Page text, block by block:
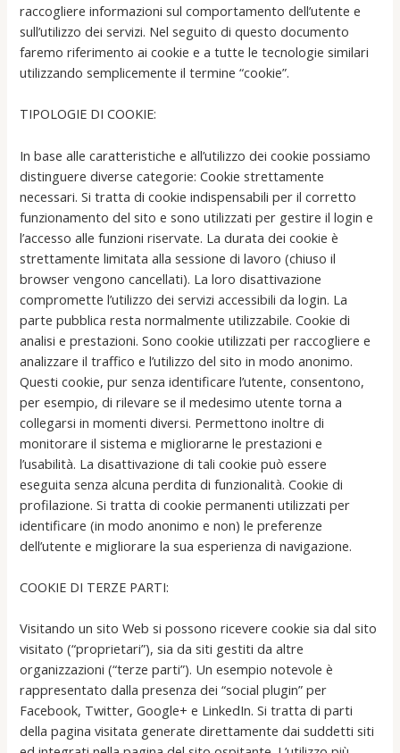
raccogliere informazioni sul comportamento dell’utente e
sull’utilizzo dei servizi. Nel seguito di questo documento
faremo riferimento ai cookie e a tutte le tecnologie similari
utilizzando semplicemente il termine “cookie”.
TIPOLOGIE DI COOKIE:
In base alle caratteristiche e all’utilizzo dei cookie possiamo
distinguere diverse categorie: Cookie strettamente
necessari. Si tratta di cookie indispensabili per il corretto
funzionamento del sito e sono utilizzati per gestire il login e
l’accesso alle funzioni riservate. La durata dei cookie è
strettamente limitata alla sessione di lavoro (chiuso il
browser vengono cancellati). La loro disattivazione
compromette l’utilizzo dei servizi accessibili da login. La
parte pubblica resta normalmente utilizzabile. Cookie di
analisi e prestazioni. Sono cookie utilizzati per raccogliere e
analizzare il traffico e l’utilizzo del sito in modo anonimo.
Questi cookie, pur senza identificare l’utente, consentono,
per esempio, di rilevare se il medesimo utente torna a
collegarsi in momenti diversi. Permettono inoltre di
monitorare il sistema e migliorarne le prestazioni e
l’usabilità. La disattivazione di tali cookie può essere
eseguita senza alcuna perdita di funzionalità. Cookie di
profilazione. Si tratta di cookie permanenti utilizzati per
identificare (in modo anonimo e non) le preferenze
dell’utente e migliorare la sua esperienza di navigazione.
COOKIE DI TERZE PARTI:
Visitando un sito Web si possono ricevere cookie sia dal sito
visitato (“proprietari”), sia da siti gestiti da altre
organizzazioni (“terze parti”). Un esempio notevole è
rappresentato dalla presenza dei “social plugin” per
Facebook, Twitter, Google+ e LinkedIn. Si tratta di parti
della pagina visitata generate direttamente dai suddetti siti